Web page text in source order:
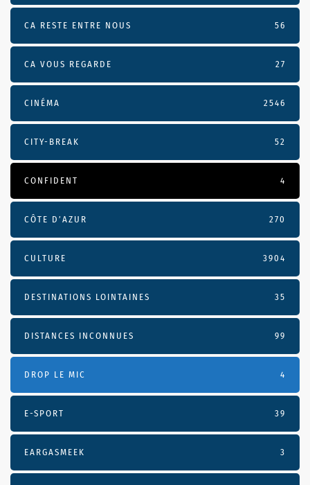
CA RESTE ENTRE NOUS 56
CA VOUS REGARDE 27
CINÉMA 2546
CITY-BREAK 52
CONFIDENT 4
CÔTE D’AZUR 270
CULTURE 3904
DESTINATIONS LOINTAINES 35
DISTANCES INCONNUES 99
DROP LE MIC 4
E-SPORT 39
EARGASMEEK 3